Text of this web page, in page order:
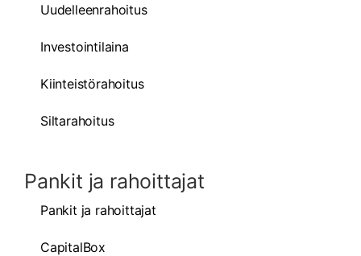
Uudelleenrahoitus
Investointilaina
Kiinteistörahoitus
Siltarahoitus
Pankit ja rahoittajat
Pankit ja rahoittajat
CapitalBox